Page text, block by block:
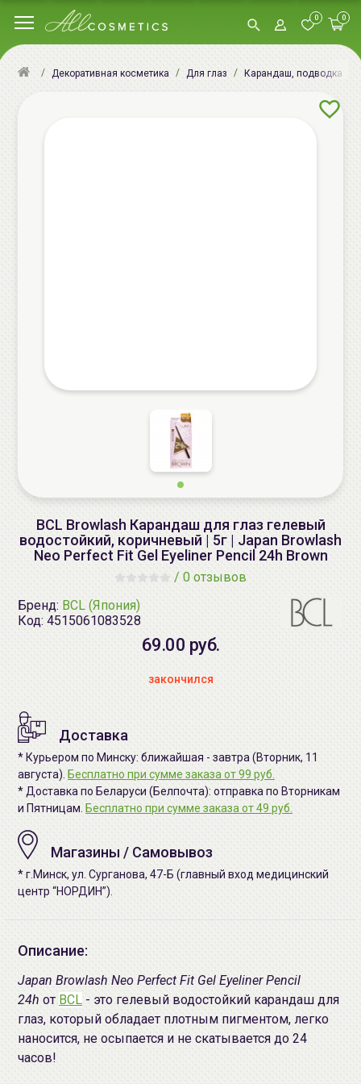
0 0
Декоративная косметика Для глаз Карандаш, подводка
BCL Browlash Карандаш для глаз гелевый
водостойкий, коричневый | 5г | Japan Browlash
Neo Perfect Fit Gel Eyeliner Pencil 24h Brown
/ 0 отзывов
Бренд: BCL (Япония)
Код: 4515061083528
69.00 руб.
закончился
Доставка
* Курьером по Минску: ближайшая - завтра (Вторник, 11
августа). Бесплатно при сумме заказа от 99 руб.
* Доставка по Беларуси (Белпочта): отправка по Вторникам
и Пятницам. Бесплатно при сумме заказа от 49 руб.
Магазины / Самовывоз
* г.Минск, ул. Сурганова, 47-Б (главный вход медицинский
центр “НОРДИН”).
Описание:
Japan Browlash Neo Perfect Fit Gel Eyeliner Pencil
24h от BCL - это гелевый водостойкий карандаш для
глаз, который обладает плотным пигментом, легко
наносится, не осыпается и не скатывается до 24
часов!